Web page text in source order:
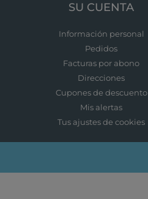
SU CUENTA
Información personal
Pedidos
Facturas por abono
Direcciones
Cupones de descuento
Mis alertas
Tus ajustes de cookies